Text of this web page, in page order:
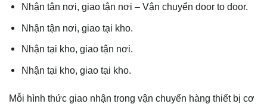
Nhận tận nơi, giao tận nơi – Vận chuyển door to door.
Nhận tận nơi, giao tại kho.
Nhận tại kho, giao tận nơi.
Nhận tại kho, giao tại kho.
Mỗi hình thức giao nhận trong vận chuyển hàng thiết bị cơ